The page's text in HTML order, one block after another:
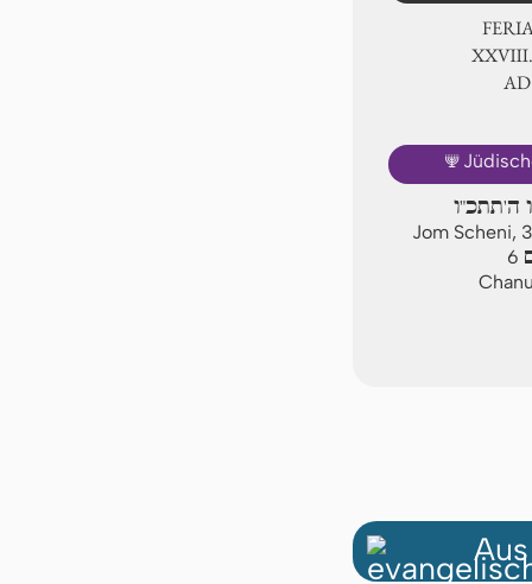
ⅩⅩⅧ.
🕎
ה'תתכ"ו
Jom Scheni,
6